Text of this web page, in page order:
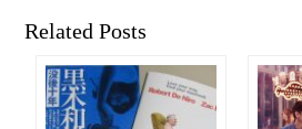
Related Posts